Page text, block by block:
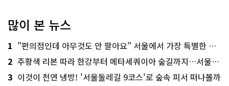
많이 본 뉴스
1 "편의점인데 아무것도 안 팔아요" 서울에서 가장 특별한 편의점의 정체
2 주황색 리본 따라 한강부터 메타세쿼이아 숲길까지…서울둘레길 15코스
3 이것이 천연 냉방! '서울둘레길 9코스'로 숲속 피서 떠나볼까